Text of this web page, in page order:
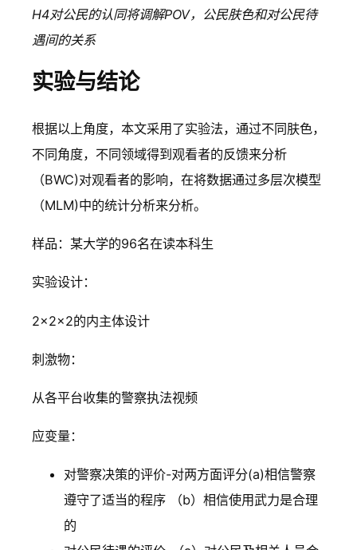
H4对公民的认同将调解POV，公民肤色和对公民待
遇间的关系
实验与结论
根据以上角度，本文采用了实验法，通过不同肤色，
不同角度，不同领域得到观看者的反馈来分析
（BWC)对观看者的影响，在将数据通过多层次模型
（MLM)中的统计分析来分析。
样品：某大学的96名在读本科生
实验设计：
2×2×2的内主体设计
刺激物：
从各平台收集的警察执法视频
应变量：
对警察决策的评价-对两方面评分(a)相信警察
遵守了适当的程序 （b）相信使用武力是合理
的